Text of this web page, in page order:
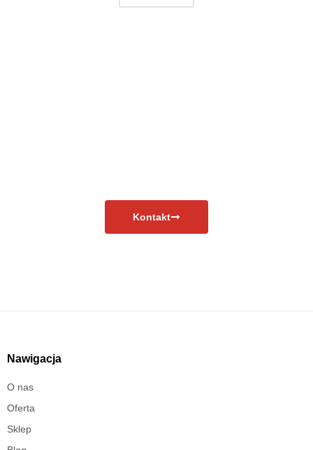
Kontakt
Nawigacja
O nas
Oferta
Sklep